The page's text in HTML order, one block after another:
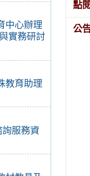
中心辦理
實務研討
教育助理
服務資
點
公